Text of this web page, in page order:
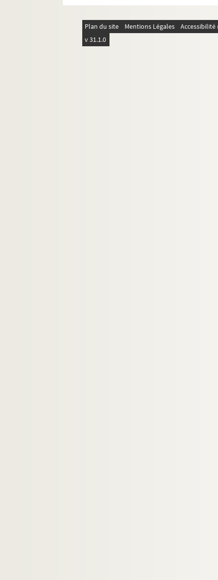
Plan du site Mentions Légales
v 31.1.0